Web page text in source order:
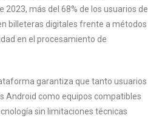
más del 68% de los usuarios de
billeteras digitales frente a métodos
en el procesamiento de
garantiza que tanto usuarios
Android como equipos compatibles
sin limitaciones técnicas